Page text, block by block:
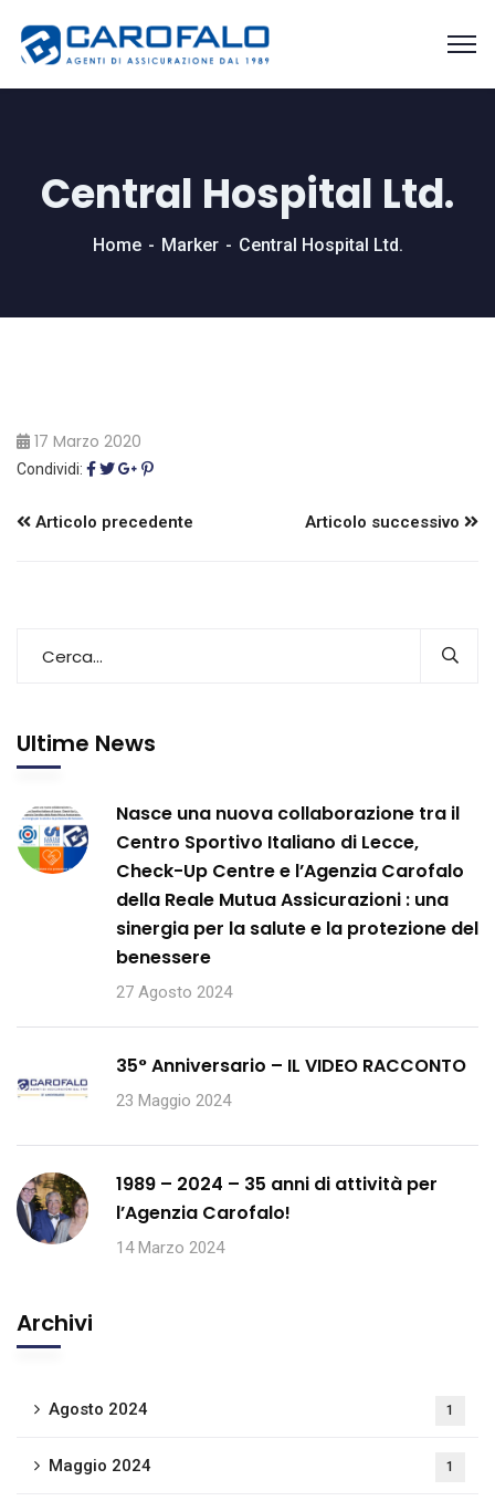
Central Hospital Ltd.
Home Marker Central Hospital Ltd.
17 Marzo 2020
Condividi:
Articolo precedente Articolo successivo
Ultime News
Nasce una nuova collaborazione tra il
Centro Sportivo Italiano di Lecce,
Check-Up Centre e l’Agenzia Carofalo
della Reale Mutua Assicurazioni : una
sinergia per la salute e la protezione del
benessere
27 Agosto 2024
35° Anniversario – IL VIDEO RACCONTO
23 Maggio 2024
1989 – 2024 – 35 anni di attività per
l’Agenzia Carofalo!
14 Marzo 2024
Archivi
Agosto 2024 1
Maggio 2024 1